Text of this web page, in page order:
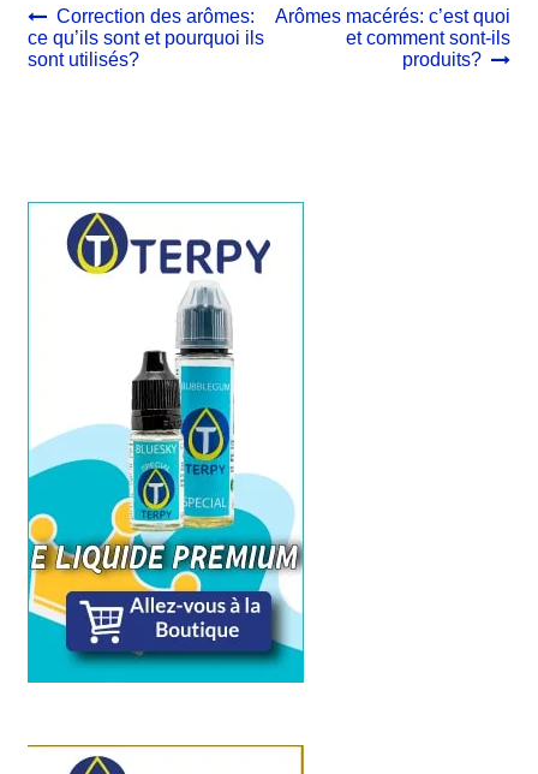
Navigation
de
Article
précédent :
Correction des arômes:
ce qu’ils sont et pourquoi ils
sont utilisés?
Article
Arômes macérés: c’est quoi
et comment sont-ils
produits?